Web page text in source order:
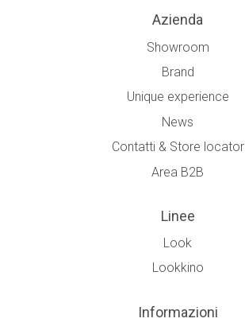
Azienda
Showroom
Brand
Unique experience
News
Contatti & Store locator
Area B2B
Linee
Look
Lookkino
Informazioni